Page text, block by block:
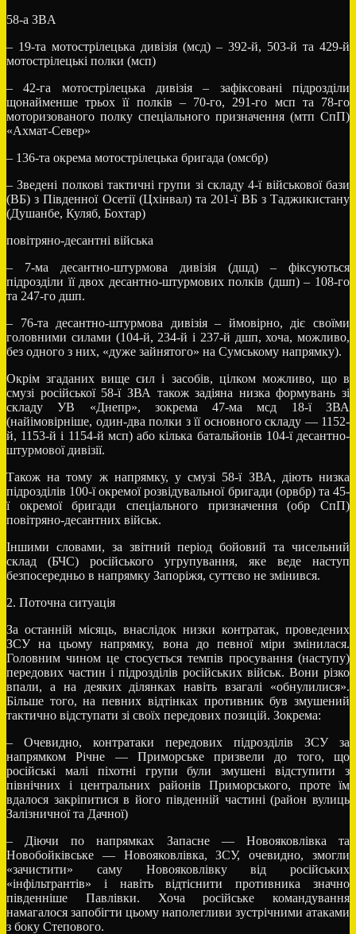
58-а ЗВA
– 19-та мотострілецька дивізія (мсд) – 392-й, 503-й та 429-й
мотострілецькі полки (мсп)
– 42-га мотострілецька дивізія – зафіксовані підрозділи
щонайменше трьох її полків – 70-го, 291-го мсп та 78-го
моторизованого полку спеціального призначення (мтп СпП)
«Ахмат-Север»
– 136-та окрема мотострілецька бригада (омсбр)
– Зведені полкові тактичні групи зі складу 4-ї військової бази
(ВБ) з Південної Осетії (Цхінвал) та 201-ї ВБ з Таджикистану
(Душанбе, Куляб, Бохтар)
повітряно-десантні війська
– 7-ма десантно-штурмова дивізія (дшд) – фіксуються
підрозділи її двох десантно-штурмових полків (дшп) – 108-го
та 247-го дшп.
– 76-та десантно-штурмова дивізія – ймовірно, діє своїми
головними силами (104-й, 234-й і 237-й дшп, хоча, можливо,
без одного з них, «дуже зайнятого» на Сумському напрямку).
Окрім згаданих вище сил і засобів, цілком можливо, що в
смузі російської 58-ї ЗВА також задіяна низка формувань зі
складу УВ «Днепр», зокрема 47-ма мсд 18-ї ЗВА
(найімовірніше, один-два полки з її основного складу — 1152-
й, 1153-й і 1154-й мсп) або кілька батальйонів 104-ї десантно-
штурмової дивізії.
Також на тому ж напрямку, у смузі 58-ї ЗВА, діють низка
підрозділів 100-ї окремої розвідувальної бригади (орвбр) та 45-
ї окремої бригади спеціального призначення (обр СпП)
повітряно-десантних військ.
Іншими словами, за звітний період бойовий та чисельний
склад (БЧС) російського угрупування, яке веде наступ
безпосередньо в напрямку Запоріжя, суттєво не змінився.
2. Поточна ситуація
За останній місяць, внаслідок низки контратак, проведених
ЗСУ на цьому напрямку, вона до певної міри змінилася.
Головним чином це стосується темпів просування (наступу)
передових частин і підрозділів російських військ. Вони різко
впали, а на деяких ділянках навіть взагалі «обнулилися».
Більше того, на певних відтінках противник був змушений
тактично відступати зі своїх передових позицій. Зокрема:
– Очевидно, контратаки передових підрозділів ЗСУ за
напрямком Річне — Приморське призвели до того, що
російські малі піхотні групи були змушені відступити з
північних і центральних районів Приморського, проте їм
вдалося закріпитися в його південній частині (район вулиць
Залізничної та Дачної)
– Діючи по напрямках Запасне — Новояковлівка та
Новобойківське — Новояковлівка, ЗСУ, очевидно, змогли
«зачистити» саму Новояковлівку від російських
«інфільтрантів» і навіть відтіснити противника значно
південніше Павлівки. Хоча російське командування
намагалося запобігти цьому наполегливи зустрічними атаками
з боку Степового.